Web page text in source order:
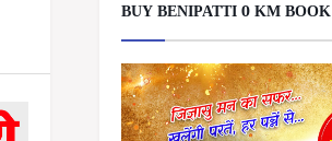
BUY BENIPATTI 0 KM BOOK